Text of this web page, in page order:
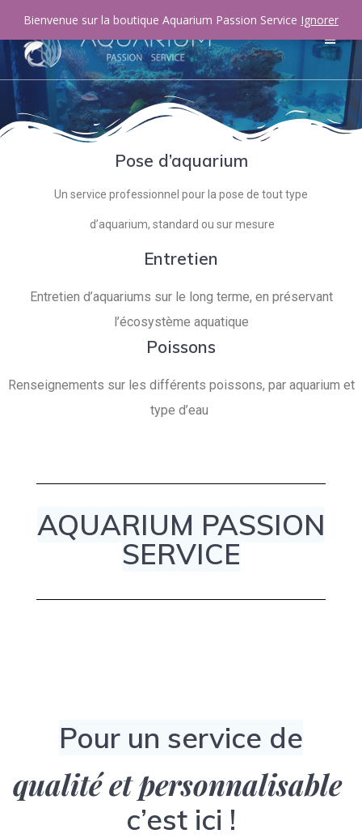
Pose d’aquarium
Un service professionnel pour la pose de tout type
d’aquarium, standard ou sur mesure
Entretien
Entretien d’aquariums sur le long terme, en préservant
l’écosystème aquatique
Poissons
Renseignements sur les différents poissons, par aquarium et
type d’eau
AQUARIUM PASSION
SERVICE
Pour un service de
qualité et personnalisable
c’est ici !
Bienvenue sur la boutique Aquarium Passion Service Ignorer